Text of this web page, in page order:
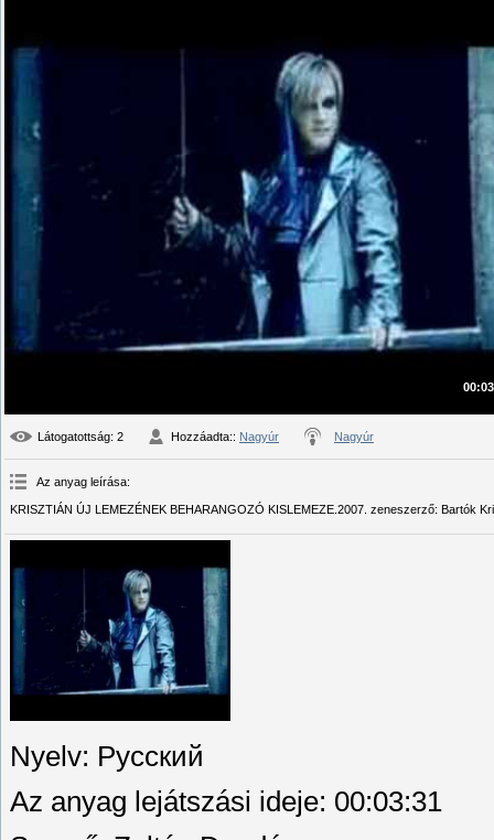
Látogatottság: 2 Hozzáadta:: Nagyúr Nagyúr
Az anyag leírása:
KRISZTIÁN ÚJ LEMEZÉNEK BEHARANGOZÓ KISLEMEZE.2007. zeneszerző: Bartók
Nyelv: Русский
Az anyag lejátszási ideje: 00:03:31